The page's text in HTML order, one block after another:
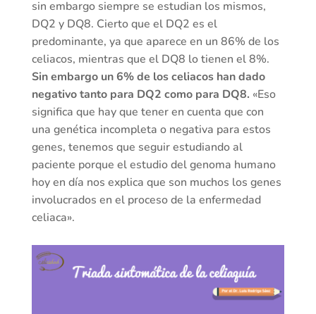
sin embargo siempre se estudian los mismos,
DQ2 y DQ8. Cierto que el DQ2 es el
predominante, ya que aparece en un 86% de los
celiacos, mientras que el DQ8 lo tienen el 8%.
Sin embargo un 6% de los celiacos han dado
negativo tanto para DQ2 como para DQ8. «Eso
significa que hay que tener en cuenta que con
una genética incompleta o negativa para estos
genes, tenemos que seguir estudiando al
paciente porque el estudio del genoma humano
hoy en día nos explica que son muchos los genes
involucrados en el proceso de la enfermedad
celiaca».